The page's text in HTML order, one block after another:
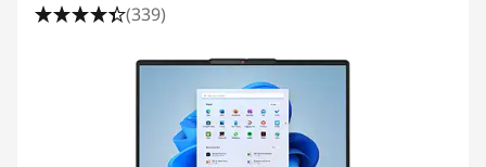
(339)